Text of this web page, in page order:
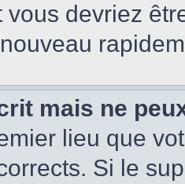
vous devriez
mais ne
lieu que
Si le